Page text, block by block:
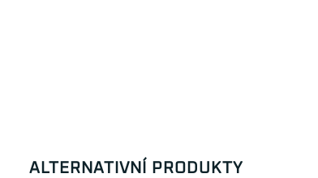
ALTERNATIVNÍ PRODUKTY